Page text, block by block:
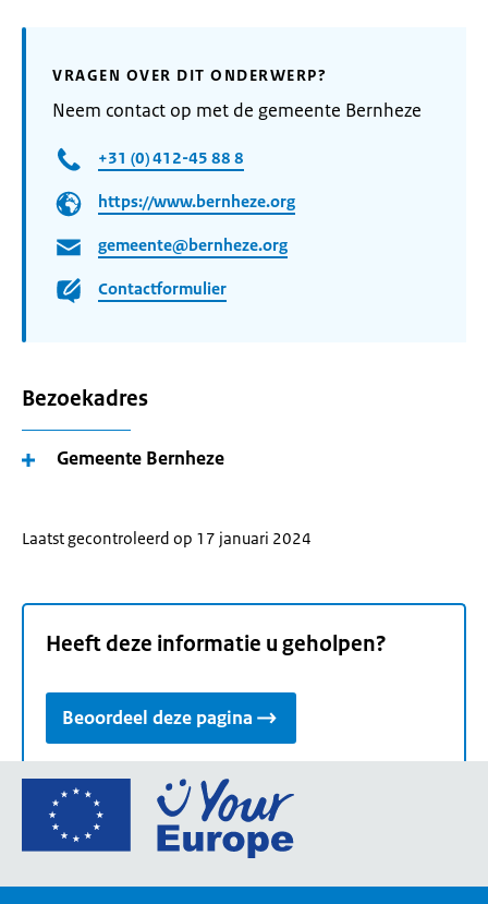
VRAGEN OVER DIT ONDERWERP?
Neem contact op met de gemeente Bernheze
+31 (0) 412-45 88 8
https://www.bernheze.org
gemeente@bernheze.org
Contactformulier
Bezoekadres
Gemeente Bernheze
Laatst gecontroleerd op 17 januari 2024
Heeft deze informatie u geholpen?
Beoordeel deze pagina
Ga
de